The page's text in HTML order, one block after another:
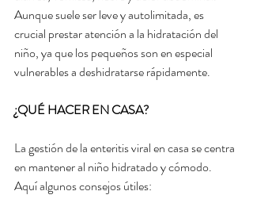
Aunque suele ser leve y autolimitada, es
crucial prestar atención a la hidratación del
niño, ya que los pequeños son en especial
vulnerables a deshidratarse rápidamente.
¿QUÉ HACER EN CASA?
La gestión de la enteritis viral en casa se centra
en mantener al niño hidratado y cómodo.
Aquí algunos consejos útiles: